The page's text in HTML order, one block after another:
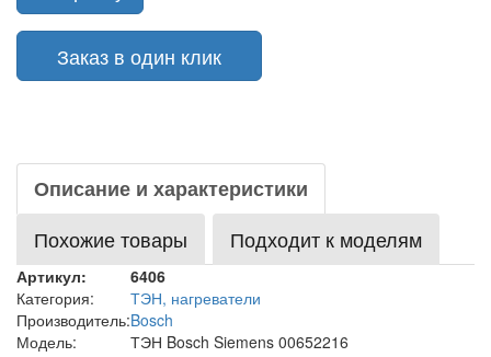
Заказ в один клик
Описание и характеристики
Похожие товары
Подходит к моделям
Артикул:
6406
Категория:
ТЭН, нагреватели
Производитель:Bosch
Модель:
ТЭН Bosch Siemens 00652216